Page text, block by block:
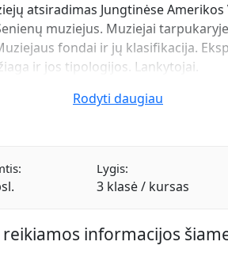
atsiradimas Jungtinėse Amerikos
muziejus. Muziejai
fondai ir jų klasifikacija.
ir jos tipologijos. Lankytojai.
Rodyti daugiau
Lygis:
3 klasė / kursas
informacijos